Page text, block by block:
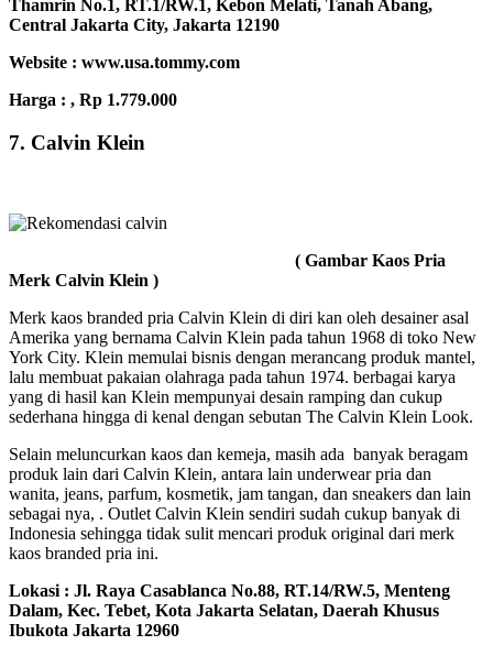
Thamrin No.1, RT.1/RW.1, Kebon Melati, Tanah Abang,
Central Jakarta City, Jakarta 12190
Website : www.usa.tommy.com
Harga : , Rp 1.779.000
7. Calvin Klein
( Gambar Kaos Pria
Merk Calvin Klein )
Merk kaos branded pria Calvin Klein di diri kan oleh desainer asal
Amerika yang bernama Calvin Klein pada tahun 1968 di toko New
York City. Klein memulai bisnis dengan merancang produk mantel,
lalu membuat pakaian olahraga pada tahun 1974. berbagai karya
yang di hasil kan Klein mempunyai desain ramping dan cukup
sederhana hingga di kenal dengan sebutan The Calvin Klein Look.
Selain meluncurkan kaos dan kemeja, masih ada banyak beragam
produk lain dari Calvin Klein, antara lain underwear pria dan
wanita, jeans, parfum, kosmetik, jam tangan, dan sneakers dan lain
sebagai nya, . Outlet Calvin Klein sendiri sudah cukup banyak di
Indonesia sehingga tidak sulit mencari produk original dari merk
kaos branded pria ini.
Lokasi : Jl. Raya Casablanca No.88, RT.14/RW.5, Menteng
Dalam, Kec. Tebet, Kota Jakarta Selatan, Daerah Khusus
Ibukota Jakarta 12960